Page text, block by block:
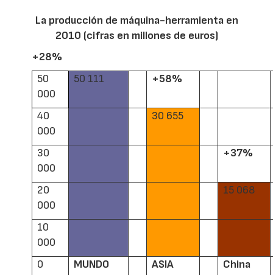
La producción de máquina-herramienta en
2010 (cifras en millones de euros)
+28%
50
000
50 111 +58%
40
000
30 655
30
000
+37%
20
000
15 068
10
000
0
MUNDO ASIA China